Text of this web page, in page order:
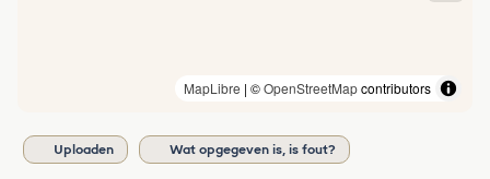
MapLibre | ©OpenStreetMapcontributors
Uploaden Wat opgegeven is, is fout?